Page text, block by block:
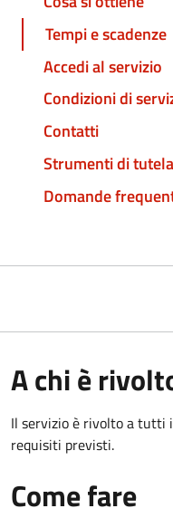
Tempi e scadenze
Accedi al servizio
Condizioni di
Contatti
Strumenti di tutela
Domande
A chi è
Il servizio è rivolto a tutti
requisiti previsti.
Come fare